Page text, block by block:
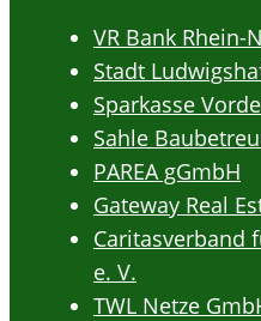
VR Bank Rhein-
Stadt
Sparkasse
Sahle
PAREA gGmbH
Gateway Real
Caritasverband
e. V.
TWL Netze